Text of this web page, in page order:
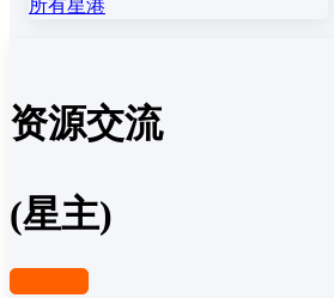
所有星港
资源交流
(星主)